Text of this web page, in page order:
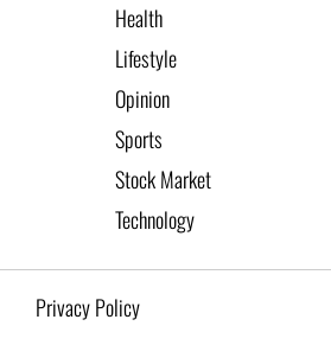
Health
Lifestyle
Opinion
Sports
Stock Market
Technology
Privacy Policy